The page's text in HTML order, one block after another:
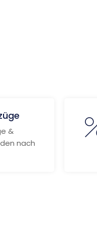
&
nach